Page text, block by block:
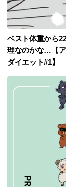
ベスト体重から
理なのかな…【
ダイエット#1】